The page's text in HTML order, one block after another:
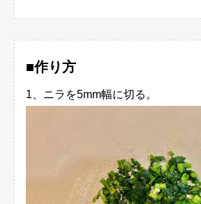
■作り方
1、ニラを5mm幅に切る。